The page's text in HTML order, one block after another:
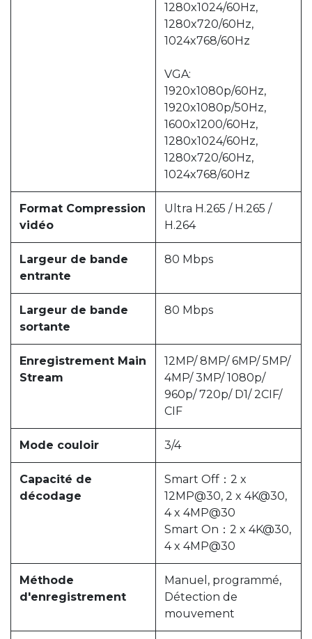
1280x1024/60Hz,
1280x720/60Hz,
1024x768/60Hz
VGA:
1920x1080p/60Hz,
1920x1080p/50Hz,
1600x1200/60Hz,
1280x1024/60Hz,
1280x720/60Hz,
1024x768/60Hz
Format Compression
vidéo
Ultra H.265 / H.265 /
H.264
Largeur de bande
entrante
80 Mbps
Largeur de bande
sortante
80 Mbps
Enregistrement Main
Stream
12MP/ 8MP/ 6MP/ 5MP/
4MP/ 3MP/ 1080p/
960p/ 720p/ D1/ 2CIF/
CIF
Mode couloir 3/4
Capacité de
décodage
Smart Off：2 x
12MP@30, 2 x 4K@30,
4 x 4MP@30
Smart On：2 x 4K@30,
4 x 4MP@30
Méthode
d'enregistrement
Manuel, programmé,
Détection de
mouvement